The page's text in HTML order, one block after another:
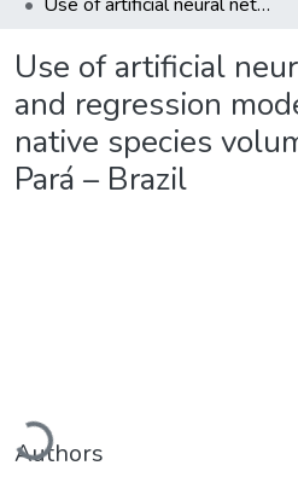
Use of artificial
and regression
native species
Pará – Brazil
Loading...
Authors